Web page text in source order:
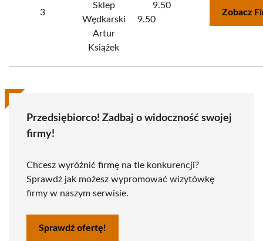
3
Sklep
Wędkarski
Artur
Książek
9.50
9.50
Zobacz
Przedsiębiorco! Zadbaj o widoczność swojej
firmy!
Chcesz wyróżnić firmę na tle konkurencji?
Sprawdź jak możesz wypromować wizytówkę
firmy w naszym serwisie.
Sprawdź ofertę!